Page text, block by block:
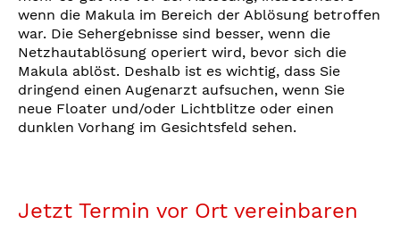
wenn die Makula im Bereich der Ablösung betroffen
war. Die Sehergebnisse sind besser, wenn die
Netzhautablösung operiert wird, bevor sich die
Makula ablöst. Deshalb ist es wichtig, dass Sie
dringend einen Augenarzt aufsuchen, wenn Sie
neue Floater und/oder Lichtblitze oder einen
dunklen Vorhang im Gesichtsfeld sehen.
Jetzt Termin vor Ort vereinbaren